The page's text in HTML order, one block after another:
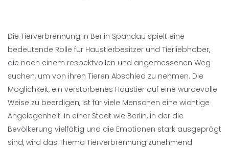
Die Tierverbrennung in Berlin Spandau spielt eine
bedeutende Rolle für Haustierbesitzer und Tierliebhaber,
die nach einem respektvollen und angemessenen Weg
suchen, um von ihren Tieren Abschied zu nehmen. Die
Möglichkeit, ein verstorbenes Haustier auf eine würdevolle
Weise zu beerdigen, ist für viele Menschen eine wichtige
Angelegenheit. In einer Stadt wie Berlin, in der die
Bevölkerung vielfältig und die Emotionen stark ausgeprägt
sind, wird das Thema Tierverbrennung zunehmend